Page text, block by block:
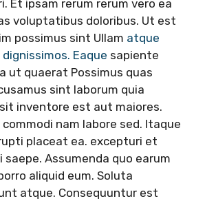
Et ipsam rerum rerum vero ea
voluptatibus doloribus. Ut est
possimus sint Ullam atque
Eaque sapiente
ut quaerat Possimus quas
sint laborum quia
inventore est aut maiores.
nam labore sed. Itaque
placeat ea. excepturi et
saepe. Assumenda quo earum
aliquid eum. Soluta
atque. Consequuntur est